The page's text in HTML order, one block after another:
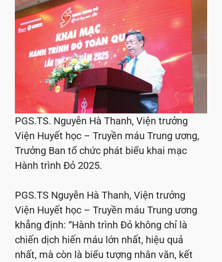
PGS.TS. Nguyễn Hà Thanh, Viện trưởng
Viện Huyết học – Truyền máu Trung ương,
Trưởng Ban tổ chức phát biểu khai mạc
Hành trình Đỏ 2025.
PGS.TS Nguyễn Hà Thanh, Viện trưởng
Viện Huyết học – Truyền máu Trung ương
khẳng định: “Hành trình Đỏ không chỉ là
chiến dịch hiến máu lớn nhất, hiệu quả
nhất, mà còn là biểu tượng nhân văn, kết